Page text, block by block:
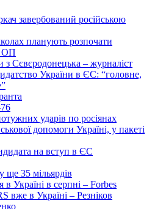
завербований російською
планують розпочати
ОП
з Сєвєродонецька – журналіст
України в ЄС: “головне,
ударів по росіянах
допомоги Україні, у пакеті
на вступ в ЄС
ще 35 мільярдів
Україні в серпні – Forbes
вже в Україні – Резніков